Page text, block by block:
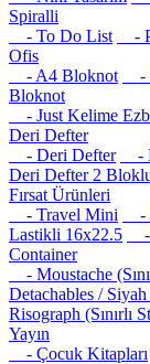
Spiralli
- To Do List
-
Ofis
- A4 Bloknot
-
Bloknot
- Just Kelime
Deri Defter
- Deri Defter
-
Deri Defter 2
Fırsat Ürünleri
- Travel Mini
-
Lastikli 16x22.5
-
Container
- Moustache
Detachables / Siyah
Risograph (Sınırlı
Yayın
- Çocuk Kitapları